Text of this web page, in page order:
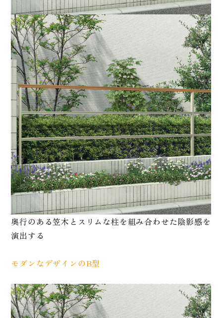
奥行のある笠木とスリムな柱を組み合わせた陰影感を
演出する
モダンなデザインのB型